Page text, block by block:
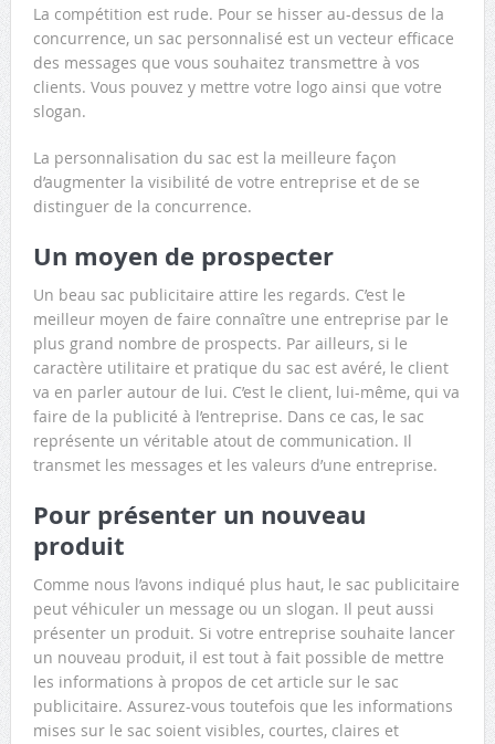
La compétition est rude. Pour se hisser au-dessus de la
concurrence, un sac personnalisé est un vecteur efficace
des messages que vous souhaitez transmettre à vos
clients. Vous pouvez y mettre votre logo ainsi que votre
slogan.
La personnalisation du sac est la meilleure façon
d’augmenter la visibilité de votre entreprise et de se
distinguer de la concurrence.
Un moyen de prospecter
Un beau sac publicitaire attire les regards. C’est le
meilleur moyen de faire connaître une entreprise par le
plus grand nombre de prospects. Par ailleurs, si le
caractère utilitaire et pratique du sac est avéré, le client
va en parler autour de lui. C’est le client, lui-même, qui va
faire de la publicité à l’entreprise. Dans ce cas, le sac
représente un véritable atout de communication. Il
transmet les messages et les valeurs d’une entreprise.
Pour présenter un nouveau
produit
Comme nous l’avons indiqué plus haut, le sac publicitaire
peut véhiculer un message ou un slogan. Il peut aussi
présenter un produit. Si votre entreprise souhaite lancer
un nouveau produit, il est tout à fait possible de mettre
les informations à propos de cet article sur le sac
publicitaire. Assurez-vous toutefois que les informations
mises sur le sac soient visibles, courtes, claires et